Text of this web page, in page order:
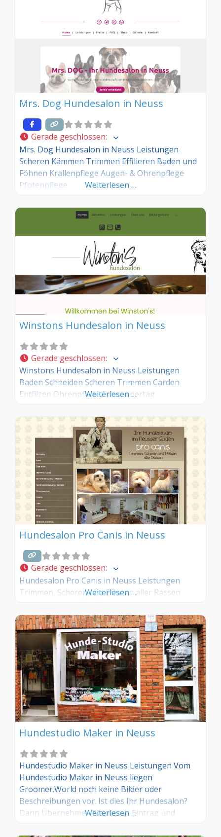
Mrs. Dog Hundesalon in Neuss
Gerade geschlossen:
Mrs. Dog Hundesalon in Neuss Leistungen
Scheren Kämmen Trimmen Effilieren Baden und
Föhnen Krallenpflege Augen- & Ohrenpflege
Pfotenpflege
Weiterlesen …
Winstons Hundesalon in Neuss
Gerade geschlossen:
Winstons Hundesalon in Neuss Leistungen
Baden Schneiden Scheren Trimmen Carden
Entfilzen Ohrenpflege Schnuppertag
Weiterlesen …
Hundesalon Pro Canis in Neuss
Gerade geschlossen:
Hundesalon Pro Canis in Neuss Leistungen
Trimmen, Scheren und Pflegen aller Rassen
Weiterlesen …
Hundestudio Maker in Neuss
Hundestudio Maker in Neuss Leistungen Vom
Hundestudio Maker in Neuss liegen
Groomer.World noch keine Bilder oder
Beschreibungen vor. Ist dies Ihr Hundesalon?
Dann Übernehmen Sie diesen Eintrag und
Weiterlesen …